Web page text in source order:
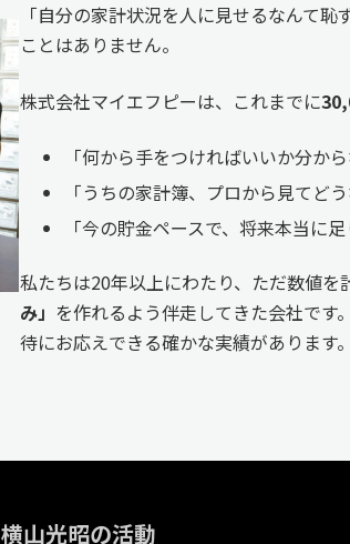
「自分の家計状況を人に見せるなんて
ことはありません。
株式会社マイエフピーは、これまでに
「何から手をつければいいか分から
「うちの家計簿、プロから見てどう
「今の貯金ペースで、将来本当に足
私たちは20年以上にわたり、ただ数値
み」 を作れるよう伴走してきた会社です
待にお応えできる確かな実績があります。
横山光昭の活動